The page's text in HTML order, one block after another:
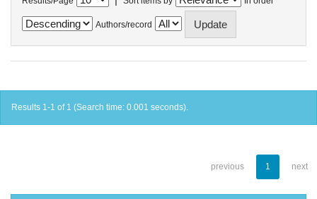
Authors/record
Results 1-1 of 1 (Search time: 0.001 seconds).
previous 1 next